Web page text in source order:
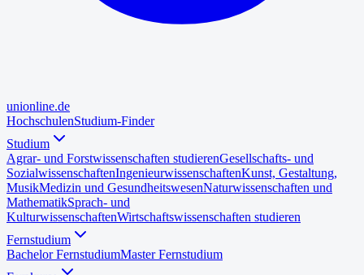
unionline.de
HochschulenStudium-Finder
Studium
Agrar- und Forstwissenschaften studierenGesellschafts- und
SozialwissenschaftenIngenieurwissenschaftenKunst, Gestaltung,
MusikMedizin und GesundheitswesenNaturwissenschaften und
MathematikSprach- und
KulturwissenschaftenWirtschaftswissenschaften studieren
Fernstudium
Bachelor FernstudiumMaster Fernstudium